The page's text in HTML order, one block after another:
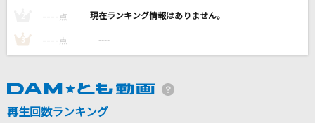
やさしさで溢れるように
[生音]白い恋人達
---- 点 ----
3 ---- 点 ----
再生回数ランキング